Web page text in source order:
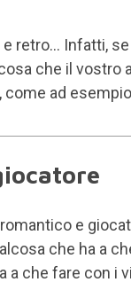
retro... Infatti,
che il
ad
e
che ha a
a che fare con i